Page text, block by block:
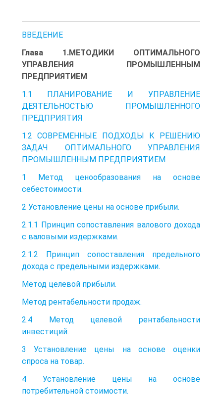
ВВЕДЕНИЕ
Глава 1.МЕТОДИКИ ОПТИМАЛЬНОГО
УПРАВЛЕНИЯ ПРОМЫШЛЕННЫМ
ПРЕДПРИЯТИЕМ
1.1 ПЛАНИРОВАНИЕ И УПРАВЛЕНИЕ
ДЕЯТЕЛЬНОСТЬЮ ПРОМЫШЛЕННОГО
ПРЕДПРИЯТИЯ
1.2 СОВРЕМЕННЫЕ ПОДХОДЫ К РЕШЕНИЮ
ЗАДАЧ ОПТИМАЛЬНОГО УПРАВЛЕНИЯ
ПРОМЫШЛЕННЫМ ПРЕДПРИЯТИЕМ
1 Метод ценообразования на основе
себестоимости.
2 Установление цены на основе прибыли.
2.1.1 Принцип сопоставления валового дохода
с валовыми издержками.
2.1.2 Принцип сопоставления предельного
дохода с предельными издержками.
Метод целевой прибыли.
Метод рентабельности продаж.
2.4 Метод целевой рентабельности
инвестиций.
3 Установление цены на основе оценки
спроса на товар.
4 Установление цены на основе
потребительной стоимости.